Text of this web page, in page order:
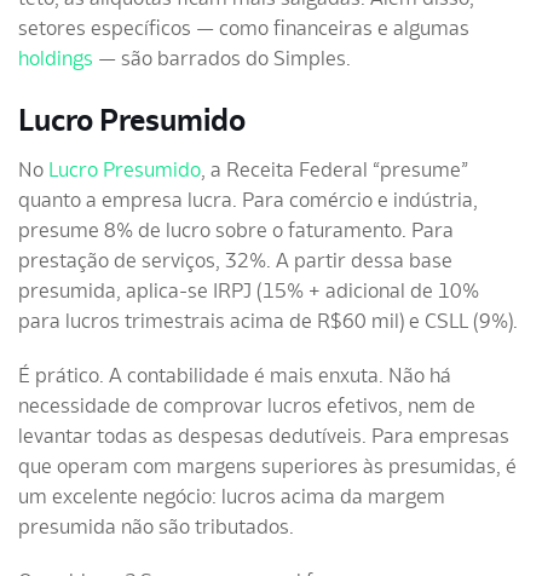
setores específicos — como financeiras e algumas
holdings — são barrados do Simples.
Lucro Presumido
No Lucro Presumido, a Receita Federal “presume”
quanto a empresa lucra. Para comércio e indústria,
presume 8% de lucro sobre o faturamento. Para
prestação de serviços, 32%. A partir dessa base
presumida, aplica-se IRPJ (15% + adicional de 10%
para lucros trimestrais acima de R$60 mil) e CSLL (9%).
É prático. A contabilidade é mais enxuta. Não há
necessidade de comprovar lucros efetivos, nem de
levantar todas as despesas dedutíveis. Para empresas
que operam com margens superiores às presumidas, é
um excelente negócio: lucros acima da margem
presumida não são tributados.